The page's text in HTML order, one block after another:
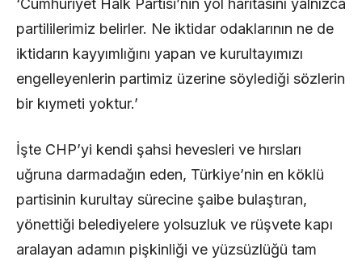
‘Cumhuriyet Halk Partisi’nin yol haritasını yalnızca
partililerimiz belirler. Ne iktidar odaklarının ne de
iktidarın kayyımlığını yapan ve kurultayımızı
engelleyenlerin partimiz üzerine söylediği sözlerin
bir kıymeti yoktur.’
​İşte CHP’yi kendi şahsi hevesleri ve hırsları
uğruna darmadağın eden, Türkiye’nin en köklü
partisinin kurultay sürecine şaibe bulaştıran,
yönettiği belediyelere yolsuzluk ve rüşvete kapı
aralayan adamın pişkinliği ve yüzsüzlüğü tam